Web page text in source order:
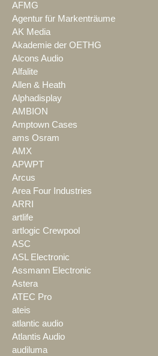
AFMG
Agentur für Markenträume
AK Media
Akademie der OETHG
Alcons Audio
Alfalite
Allen & Heath
Alphadisplay
AMBION
Amptown Cases
ams Osram
AMX
APWPT
Arcus
Area Four Industries
ARRI
artlife
artlogic Crewpool
ASC
ASL Electronic
Assmann Electronic
Astera
ATEC Pro
ateis
atlantic audio
Atlantis Audio
audiluma